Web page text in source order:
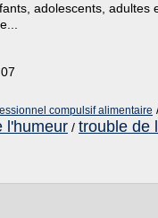
adolescents, adultes
compulsif alimentaire
l'humeur / trouble de